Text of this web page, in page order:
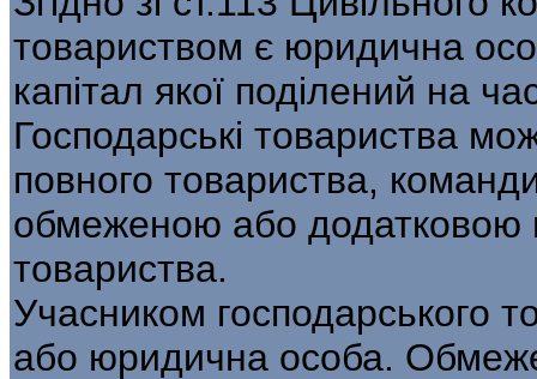
товариством є юридична
капітал якої поділений на
Господарські товариства
повного товариства,
обмеженою або додатковою
товариства.
Учасником господарського
або юридична особа.